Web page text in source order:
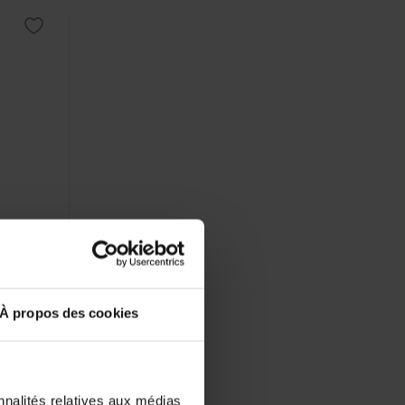
À propos des cookies
relatives aux médias